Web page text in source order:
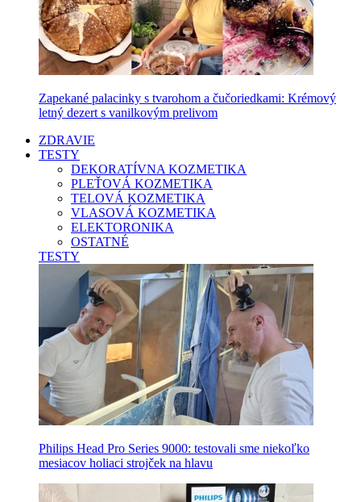
Zapekané palacinky s tvarohom a čučoriedkami: Krémový
letný dezert s vanilkovým prelivom
ZDRAVIE
TESTY
DEKORATÍVNA KOZMETIKA
PLEŤOVÁ KOZMETIKA
TELOVÁ KOZMETIKA
VLASOVÁ KOZMETIKA
ELEKTORONIKA
OSTATNÉ
TESTY
Philips Head Pro Series 9000: testovali sme niekoľko
mesiacov holiaci strojček na hlavu